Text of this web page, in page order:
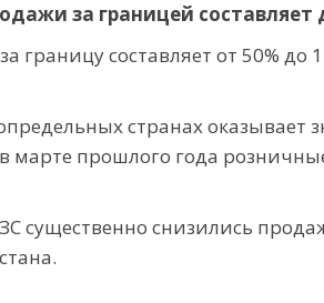
за границей составляет
границу составляет от 50% до
странах оказывает
марте прошлого года
существенно снизились